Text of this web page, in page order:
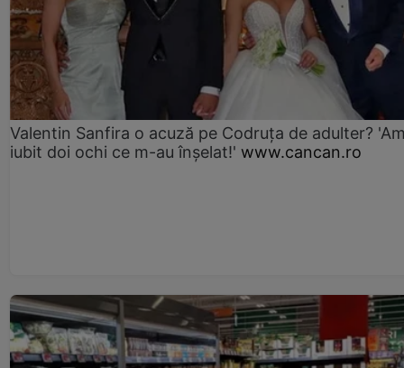
Valentin Sanfira o acuză pe Codruța de adulter?
iubit doi ochi ce m-au înșelat!' www.cancan.ro